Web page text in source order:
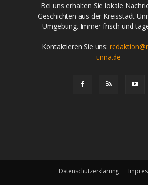
Bei uns erhalten Sie lokale
Geschichten aus der Kreisstadt
Umgebung. Immer frisch und
Kontaktieren Sie uns:
unna.de
Datenschutzerklärung